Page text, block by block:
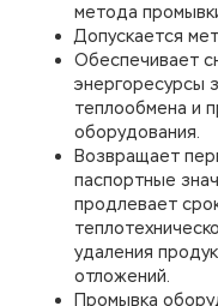
метода
Допускается
Обеспечивает
энергоресурсы
теплообмена и
оборудования.
Возвращает
паспортные
продлевает
удаления
отложений.
Промывка